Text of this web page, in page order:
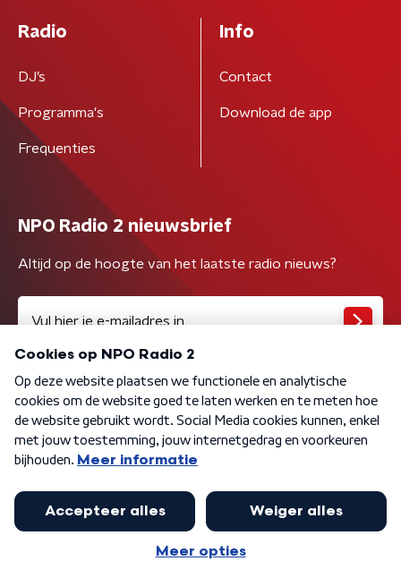
Radio
DJ’s
Programma's
Frequenties
Info
Contact
Download de app
NPO Radio 2 nieuwsbrief
Altijd op de hoogte van het laatste radio nieuws?
Algemene voorwaarden